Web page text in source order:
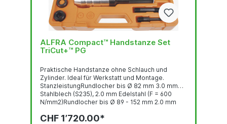
ALFRA Compact™ Handstanze Set
TriCut+™ PG
Praktische Handstanze ohne Schlauch und
Zylinder. Ideal für Werkstatt und Montage.
StanzleistungRundlocher bis Ø 82 mm 3.0 mm
Stahlblech (S235), 2.0 mm Edelstahl (F = 600
N/mm2)Rundlocher bis Ø 89 - 152 mm 2.0 mm
N/mm2)Quadratlocher bis 68 x 68 mm 3.0 mm
CHF 1’720.00*